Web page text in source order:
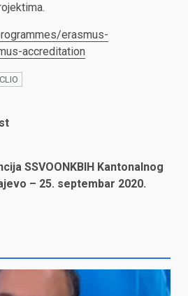
erasmus-
accreditation
SSVOONKBIH Kantonalnog
– 25. septembar 2020.